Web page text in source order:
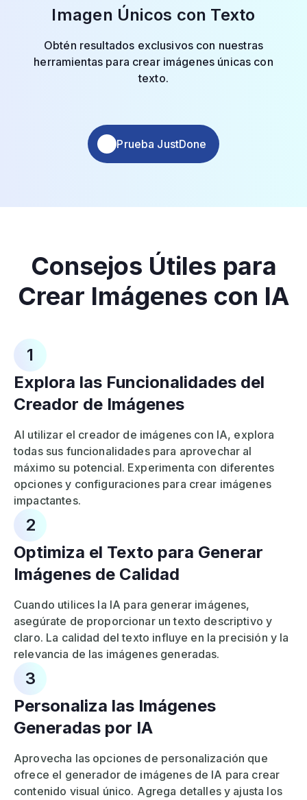
Imagen Únicos con Texto
Obtén resultados exclusivos con nuestras
herramientas para crear imágenes únicas con
texto.
Prueba JustDone
Consejos Útiles para
Crear Imágenes con IA
1
Explora las Funcionalidades del
Creador de Imágenes
Al utilizar el creador de imágenes con IA, explora
todas sus funcionalidades para aprovechar al
máximo su potencial. Experimenta con diferentes
opciones y configuraciones para crear imágenes
impactantes.
2
Optimiza el Texto para Generar
Imágenes de Calidad
Cuando utilices la IA para generar imágenes,
asegúrate de proporcionar un texto descriptivo y
claro. La calidad del texto influye en la precisión y la
relevancia de las imágenes generadas.
3
Personaliza las Imágenes
Generadas por IA
Aprovecha las opciones de personalización que
ofrece el generador de imágenes de IA para crear
contenido visual único. Agrega detalles y ajusta los